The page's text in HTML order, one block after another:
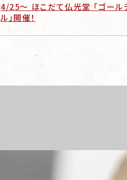
4/25〜 ほこだて仏光堂 「ゴール
ル」開催！